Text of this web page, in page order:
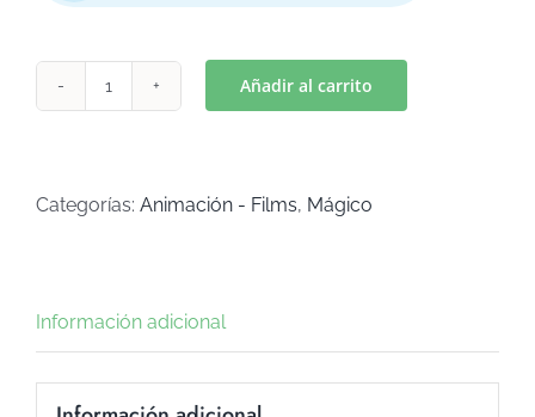
ROSA
cantidad
Añadir al carrito
Categorías: Animación - Films, Mágico
Información adicional